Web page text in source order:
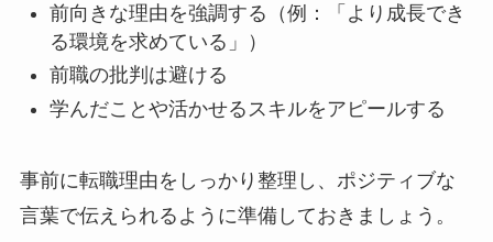
前向きな理由を強調する（例：「より成長でき
る環境を求めている」）
前職の批判は避ける
学んだことや活かせるスキルをアピールする
事前に転職理由をしっかり整理し、ポジティブな
言葉で伝えられるように準備しておきましょう。